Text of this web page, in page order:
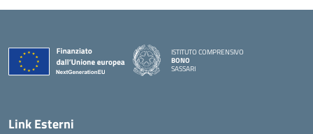
ISTITUTO COMPRENSIVO
BONO
SASSARI
Link Esterni